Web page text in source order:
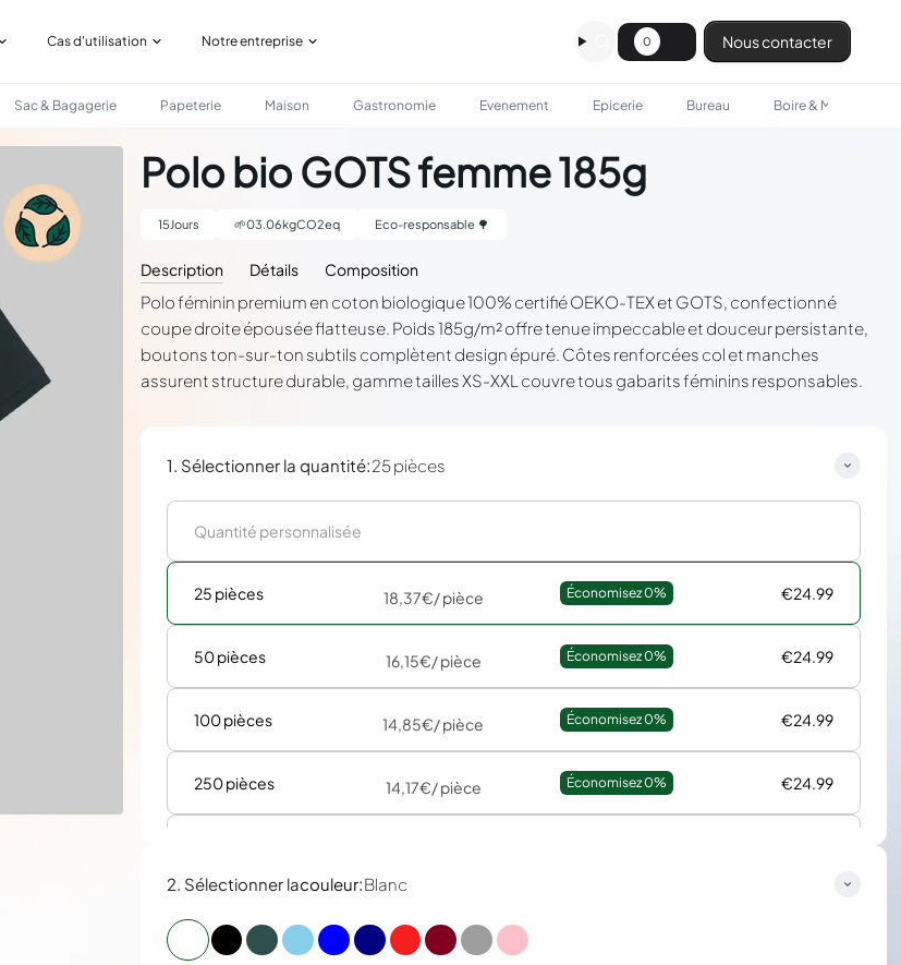
Cas d'utilisation Notre entreprise 0 Nous contacter
Sac & Bagagerie Papeterie Maison Gastronomie Evenement Epicerie Bureau Boire & Manger
Polo bio GOTS femme 185g
15 Jours 🌱03.06kgCO2eq Eco-responsable 🌳
Description Détails Composition
Polo féminin premium en coton biologique 100% certifié OEKO-TEX et GOTS, confectionné
coupe droite épousée flatteuse. Poids 185g/m² offre tenue impeccable et douceur persistante,
boutons ton-sur-ton subtils complètent design épuré. Côtes renforcées col et manches
assurent structure durable, gamme tailles XS-XXL couvre tous gabarits féminins responsables.
1. Sélectionner la quantité:25 pièces
25 pièces 18,37€/ pièce Économisez 0% €24.99
50 pièces 16,15€/ pièce Économisez 0% €24.99
100 pièces 14,85€/ pièce Économisez 0% €24.99
250 pièces 14,17€/ pièce Économisez 0% €24.99
2. Sélectionner lacouleur:Blanc